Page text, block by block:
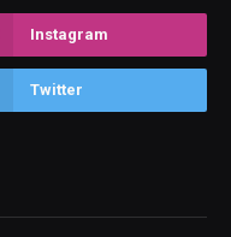
Instagram
Twitter